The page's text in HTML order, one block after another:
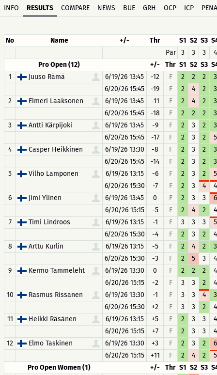
INFO
RESULTS COMPARE NEWS BUE GRH OCP ICP
No Name +/- Thr S1 S2 S3
Par
3 3 3
4
Pro Open (12)
+/- Thr S1 S2 S3
1
Juuso Rämä 6/19/26 13:45 -12 F 2 2 2
3
6/20/26 15:45
-19 F 2 4 2
3
2
Elmeri Laaksonen 6/19/26 13:45 -11 F 2 4 2
3
6/20/26 15:45
-18 F 2 2 2
3
3
Antti Kärpijoki 6/19/26 13:45 -9 F 2 3 2
3
6/20/26 15:45
-17 F 2 3 2
5
4
Casper Heikkinen 6/19/26 13:30 -8 F 2 3 2
3
6/20/26 15:45
-14 F 2 3 2
3
5
Vilho Lamponen 6/19/26 13:15 -6 F 2 3 2
5
6/20/26 15:30
-7 F 2 3 4
4
6
Jimi Ylinen 6/19/26 13:45 0 F 2 3 3
6
6/20/26 15:15
-5 F 2 4 2
4
7
Timi Lindroos 6/19/26 13:15 -1 F 3 3 3
5
6/20/26 15:30
-4 F 2 3 2
4
8
Arttu Kurlin 6/19/26 13:15 -5 F 2 4 2
3
6/20/26 15:30
-3 F 2 5 3
4
9
Kermo Tammeleht 6/19/26 13:30 0 F 2 2 2
4
6/20/26 15:15
-2 F 3 3 2
4
10
Rasmus Rissanen 6/19/26 13:30 -1 F 3 3 4
3
6/20/26 15:30
+2 F 3 3 2
4
11
Heikki Räsänen 6/19/26 13:15 +5 F 2 3 3
4
6/20/26 15:15
+7 F 2 3 3
4
12
Elmo Taskinen 6/19/26 13:30 +3 F 2 3 2
6
6/20/26 15:15
+11 F 2 4 2
5
Pro Open Women (1)
+/- Thr S1 S2 S3